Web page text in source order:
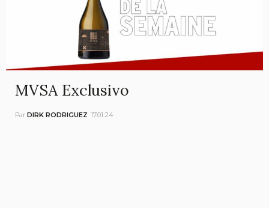
MVSA Exclusivo
Par DIRK RODRIGUEZ 17.01.24